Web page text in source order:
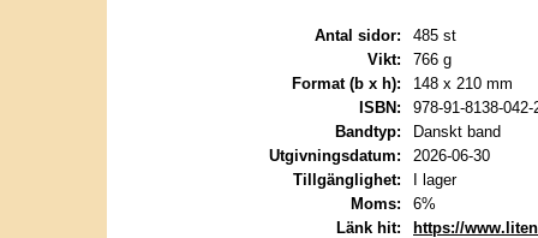
Antal sidor:
485 st
Vikt:
766 g
Format (b x h):
148 x 210 mm
ISBN:
978-91-8138-042-
Bandtyp:
Danskt band
Utgivningsdatum:
2026-06-30
Tillgänglighet:
I lager
Moms:
6%
Länk hit:
https://